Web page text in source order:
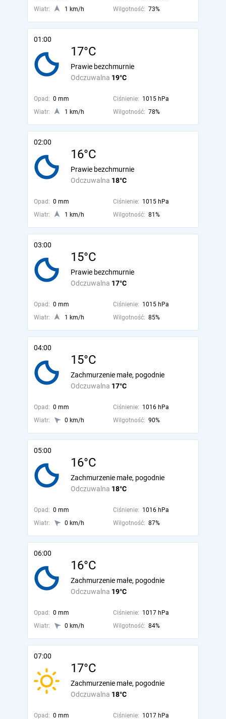
Wiatr:
1 km/h Wilgotność: 73%
01:00
17°C
Odczuwalna 19°C
Prawie bezchmurnie
Opad: 0 mm Ciśnienie: 1015 hPa
Wiatr:
1 km/h Wilgotność: 78%
02:00
16°C
Odczuwalna 18°C
Prawie bezchmurnie
Opad: 0 mm Ciśnienie: 1015 hPa
Wiatr:
1 km/h Wilgotność: 81%
03:00
15°C
Odczuwalna 17°C
Prawie bezchmurnie
Opad: 0 mm Ciśnienie: 1015 hPa
Wiatr:
1 km/h Wilgotność: 85%
04:00
15°C
Odczuwalna 17°C
Zachmurzenie małe, pogodnie
Opad: 0 mm Ciśnienie: 1016 hPa
Wiatr:
0 km/h Wilgotność: 90%
05:00
16°C
Odczuwalna 18°C
Zachmurzenie małe, pogodnie
Opad: 0 mm Ciśnienie: 1016 hPa
Wiatr:
0 km/h Wilgotność: 87%
06:00
16°C
Odczuwalna 19°C
Zachmurzenie małe, pogodnie
Opad: 0 mm Ciśnienie: 1017 hPa
Wiatr:
0 km/h Wilgotność: 84%
07:00
17°C
Odczuwalna 18°C
Zachmurzenie małe, pogodnie
Opad: 0 mm Ciśnienie: 1017 hPa